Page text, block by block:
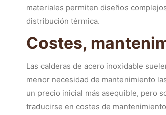
materiales permiten diseños
distribución térmica.
Costes,
Las calderas de acero inoxidable
menor necesidad de mantenimiento
un precio inicial más asequible, pero
traducirse en costes de